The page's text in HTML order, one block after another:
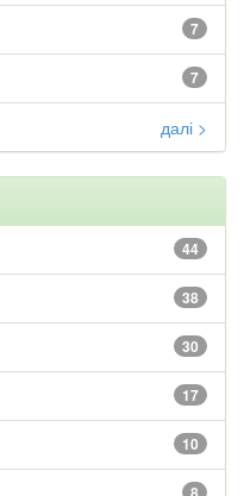
7
7
далі >
44
38
30
17
10